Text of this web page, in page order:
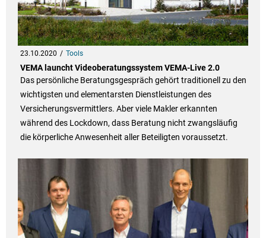
23.10.2020 Tools
VEMA launcht Videoberatungssystem VEMA-Live 2.0
Das persönliche Beratungsgespräch gehört traditionell zu den
wichtigsten und elementarsten Dienstleistungen des
Versicherungsvermittlers. Aber viele Makler erkannten
während des Lockdown, dass Beratung nicht zwangsläufig
die körperliche Anwesenheit aller Beteiligten voraussetzt.